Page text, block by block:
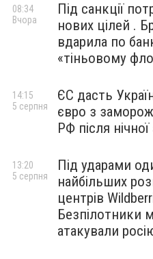
Під санкції
нових цілей .
вдарила по
«тіньовому
08:34
Вчора
ЄС дасть
євро з
РФ після
14:15
5 серпня
Під ударами
найбільших
центрів
Безпілотники
атакували
13:20
5 серпня